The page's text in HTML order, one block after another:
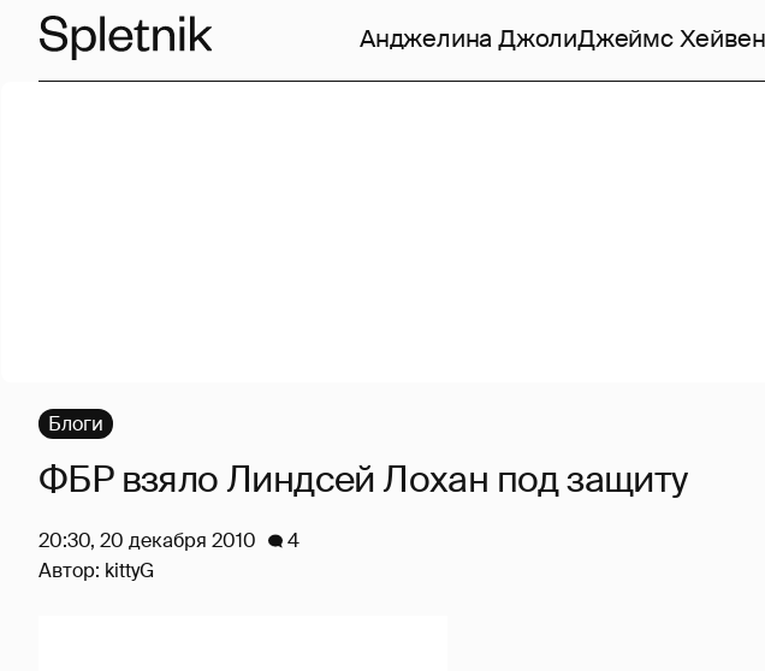
Анджелина ДжолиДжеймс Хейвен
Блоги
ФБР взяло Линдсей Лохан под защиту
20:30, 20 декабря 2010
4
Автор: kittyG